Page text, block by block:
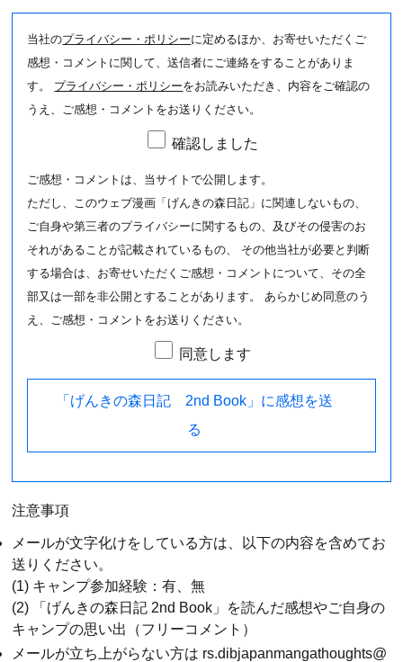
当社のプライバシー・ポリシーに定めるほか、お寄せいただくご
感想・コメントに関して、送信者にご連絡をすることがありま
す。 プライバシー・ポリシーをお読みいただき、内容をご確認の
うえ、ご感想・コメントをお送りください。
確認しました
ご感想・コメントは、当サイトで公開します。
ただし、このウェブ漫画「げんきの森日記」に関連しないもの、
ご自身や第三者のプライバシーに関するもの、及びその侵害のお
それがあることが記載されているもの、 その他当社が必要と判断
する場合は、お寄せいただくご感想・コメントについて、その全
部又は一部を非公開とすることがあります。 あらかじめ同意のう
え、ご感想・コメントをお送りください。
同意します
「げんきの森日記 2nd Book」に感想を送
る
注意事項
メールが文字化けをしている方は、以下の内容を含めてお
送りください。
(1) キャンプ参加経験：有、無
(2) 「げんきの森日記 2nd Book」を読んだ感想やご自身の
キャンプの思い出（フリーコメント）
メールが立ち上がらない方は rs.dibjapanmangathoughts@